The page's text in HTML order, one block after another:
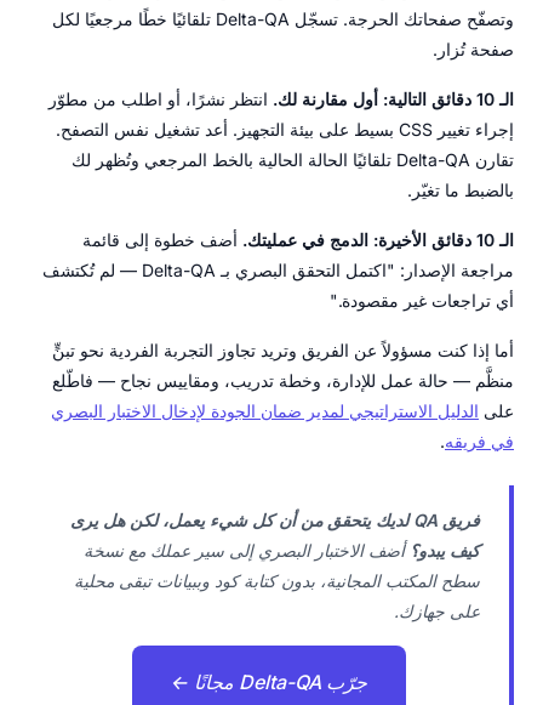
وتصفّح صفحاتك الحرجة. تسجّل Delta-QA تلقائيًا خطًا مرجعيًا لكل
صفحة تُزار.
الـ 10 دقائق التالية: أول مقارنة لك.
انتظر نشرًا، أو اطلب من مطوّر
إجراء تغيير CSS بسيط على بيئة التجهيز. أعد تشغيل نفس التصفح.
تقارن Delta-QA تلقائيًا الحالة الحالية بالخط المرجعي وتُظهر لك
بالضبط ما تغيّر.
الـ 10 دقائق الأخيرة: الدمج في عمليتك.
أضف خطوة إلى قائمة
مراجعة الإصدار: "اكتمل التحقق البصري بـ Delta-QA — لم تُكتشف
أي تراجعات غير مقصودة."
أما إذا كنت مسؤولاً عن الفريق وتريد تجاوز التجربة الفردية نحو تبنٍّ
منظَّم — حالة عمل للإدارة، وخطة تدريب، ومقاييس نجاح — فاطّلع
على الدليل الاستراتيجي لمدير ضمان الجودة لإدخال الاختبار البصري
في فريقه.
فريق QA لديك يتحقق من أن كل شيء يعمل، لكن هل يرى
كيف يبدو؟ أضف الاختبار البصري إلى سير عملك مع نسخة
سطح المكتب المجانية، بدون كتابة كود وببيانات تبقى محلية
على جهازك.
جرّب Delta-QA مجانًا ←